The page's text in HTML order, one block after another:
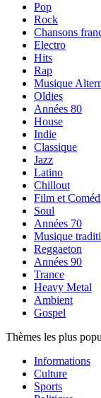
Pop
Rock
Chansons
Electro
Hits
Rap
Musique
Oldies
Années 80
House
Indie
Classique
Jazz
Latino
Chillout
Film et
Soul
Années 70
Musique
Reggaeton
Années 90
Trance
Heavy Metal
Ambient
Gospel
Thèmes les plus
Informations
Culture
Sports